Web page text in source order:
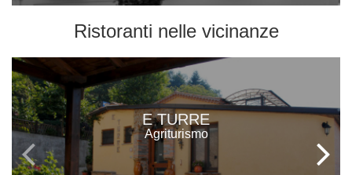
Ristoranti nelle vicinanze
E TURRE
Agriturismo